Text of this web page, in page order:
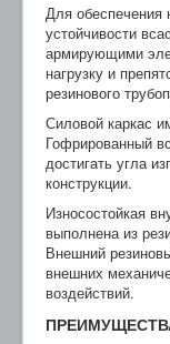
Для обеспечения
устойчивости
армирующими
нагрузку и
резинового
Силовой каркас
Гофрированный
достигать угла
конструкции.
Износостойкая
выполнена из
Внешний
внешних
воздействий.